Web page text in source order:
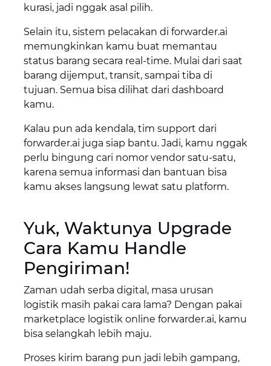
kurasi, jadi nggak asal pilih.
Selain itu, sistem pelacakan di forwarder.ai
memungkinkan kamu buat memantau
status barang secara real-time. Mulai dari saat
barang dijemput, transit, sampai tiba di
tujuan. Semua bisa dilihat dari dashboard
kamu.
Kalau pun ada kendala, tim support dari
forwarder.ai juga siap bantu. Jadi, kamu nggak
perlu bingung cari nomor vendor satu-satu,
karena semua informasi dan bantuan bisa
kamu akses langsung lewat satu platform.
Yuk, Waktunya Upgrade
Cara Kamu Handle
Pengiriman!
Zaman udah serba digital, masa urusan
logistik masih pakai cara lama? Dengan pakai
marketplace logistik online forwarder.ai, kamu
bisa selangkah lebih maju.
Proses kirim barang pun jadi lebih gampang,